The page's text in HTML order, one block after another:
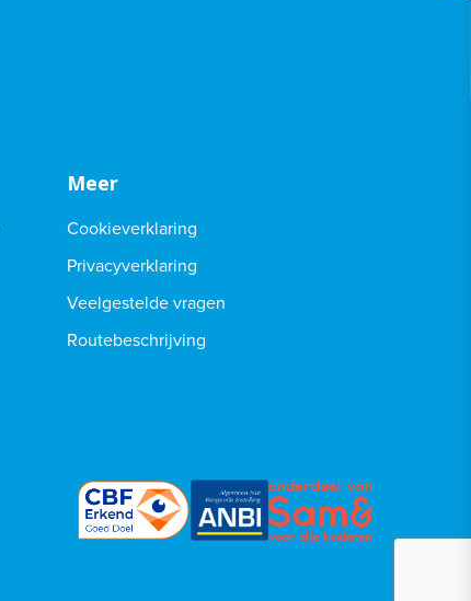
Meer
Cookieverklaring
Privacyverklaring
Veelgestelde vragen
Routebeschrijving